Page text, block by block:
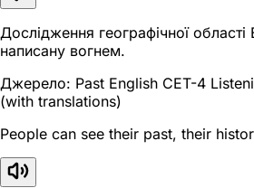
Дослідження географічної області
написану вогнем.
Джерело: Past English CET-4
(with translations)
People can see their past, their